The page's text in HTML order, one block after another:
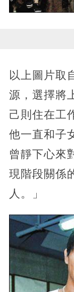
以上圖片取
源，選擇將
己則住在工
他一直和子
曾靜下心來
現階段關係
人。」